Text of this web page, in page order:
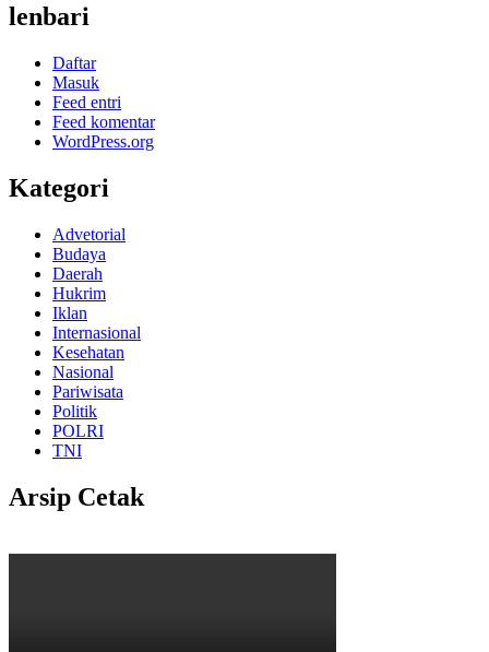
lenbari
Daftar
Masuk
Feed entri
Feed komentar
WordPress.org
Kategori
Advetorial
Budaya
Daerah
Hukrim
Iklan
Internasional
Kesehatan
Nasional
Pariwisata
Politik
POLRI
TNI
Arsip Cetak